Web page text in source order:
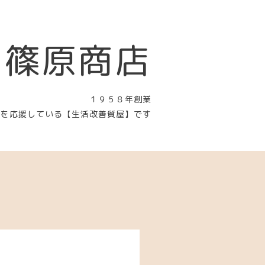
原商店
１９５８年創業
応援している【生活改善質屋】です